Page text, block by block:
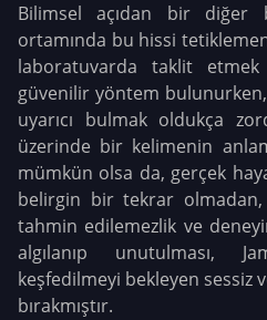
Bilimsel açıdan bir diğer
ortamında bu hissi
laboratuvarda taklit
güvenilir yöntem
uyarıcı bulmak oldukça
üzerinde bir kelimenin
mümkün olsa da, gerçek
belirgin bir tekrar
tahmin edilemezlik ve
algılanıp unutulması,
keşfedilmeyi bekleyen sessiz
bırakmıştır.